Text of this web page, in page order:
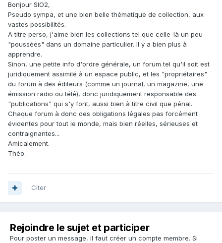
Bonjour SIO2,
Pseudo sympa, et une bien belle thématique de collection, aux
vastes possibilités.
A titre perso, j'aime bien les collections tel que celle-là un peu
"poussées" dans un domaine particulier. Il y a bien plus à
apprendre.
Sinon, une petite info d'ordre générale, un forum tel qu'il soit est
juridiquement assimilé à un espace public, et les "propriétaires"
du forum à des éditeurs (comme un journal, un magazine, une
émission radio ou télé), donc juridiquement responsable des
"publications" qui s'y font, aussi bien à titre civil que pénal.
Chaque forum à donc des obligations légales pas forcément
évidentes pour tout le monde, mais bien réelles, sérieuses et
contraignantes...
Amicalement.
Théo.
Citer
Rejoindre le sujet et participer
Pour poster un message, il faut créer un compte membre. Si